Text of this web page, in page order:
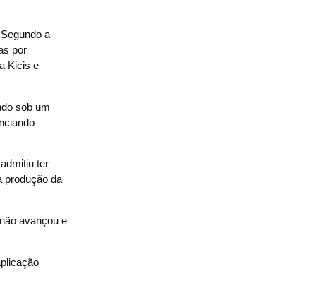
a
por
Kicis e
sob um
ter
produção da
avançou e